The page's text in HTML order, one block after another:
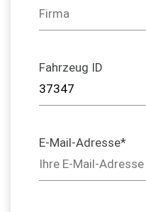
Fahrzeug ID
E-Mail-Adresse*